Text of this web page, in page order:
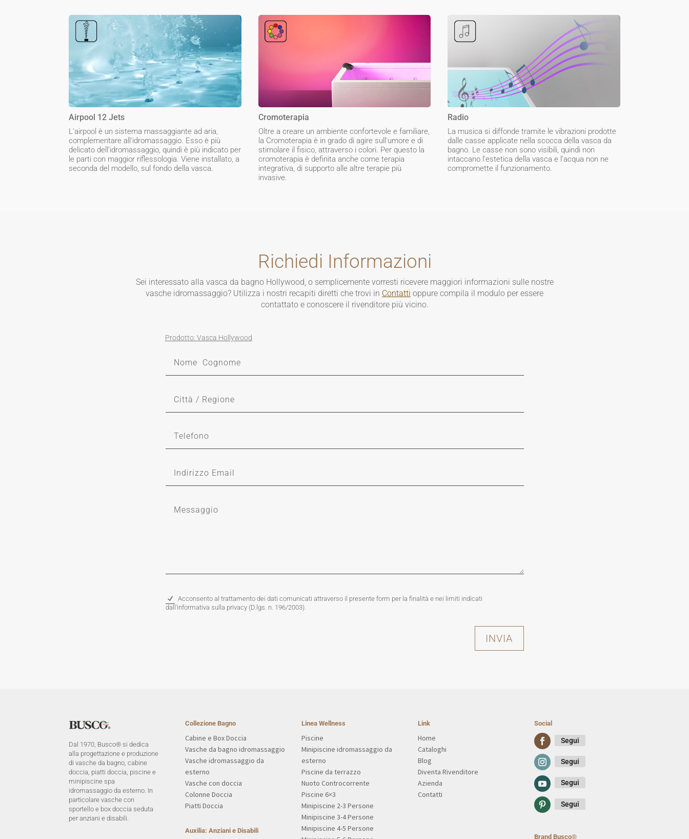
Airpool 12 Jets
L'airpool è un sistema massaggiante ad aria,
complementare all'idromassaggio. Esso è più
delicato dell'idromassaggio, quindi è più indicato per
le parti con maggior riflessologia. Viene installato, a
seconda del modello, sul fondo della vasca.
Cromoterapia
Oltre a creare un ambiente confortevole e familiare,
la Cromoterapia è in grado di agire sull'umore e di
stimolare il fisico, attraverso i colori. Per questo la
cromoterapia è definita anche come terapia
integrativa, di supporto alle altre terapie più
invasive.
Radio
La musica si diffonde tramite le vibrazioni prodotte
dalle casse applicate nella scocca della vasca da
bagno. Le casse non sono visibili, quindi non
intaccano l'estetica della vasca e l'acqua non ne
compromette il funzionamento.
Richiedi Informazioni
Sei interessato alla vasca da bagno Hollywood, o semplicemente vorresti ricevere maggiori informazioni sulle nostre
vasche idromassaggio? Utilizza i nostri recapiti diretti che trovi in Contatti oppure compila il modulo per essere
contattato e conoscere il rivenditore più vicino.
Prodotto: Vasca Hollywood
Acconsento al trattamento dei dati comunicati attraverso il presente form per la finalità e nei limiti indicati
dall'informativa sulla privacy (D.lgs. n. 196/2003).
INVIA
Dal 1970, Busco® si dedica
alla progettazione e produzione
di vasche da bagno, cabine
doccia, piatti doccia, piscine e
minipiscine spa
idromassaggio da esterno. In
particolare vasche con
sportello e box doccia seduta
per anziani e disabili.
Collezione Bagno
Cabine e Box Doccia
Vasche da bagno idromassaggio
Vasche idromassaggio da
esterno
Vasche con doccia
Colonne Doccia
Piatti Doccia
Auxilia: Anziani e Disabili
Linea Wellness
Piscine
Minipiscine idromassaggio da
esterno
Piscine da terrazzo
Nuoto Controcorrente
Piscine 6×3
Minipiscine 2-3 Persone
Minipiscine 3-4 Persone
Minipiscine 4-5 Persone
Link
Home
Cataloghi
Blog
Diventa Rivenditore
Azienda
Contatti
Social
Segui
Segui
Segui
Segui
Brand Busco®